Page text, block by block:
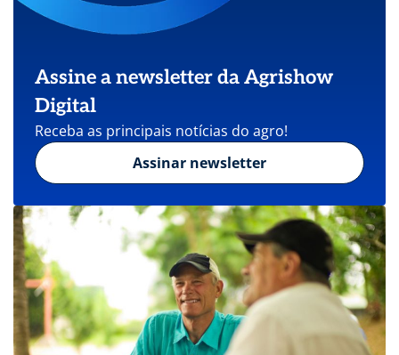
Assine a newsletter da Agrishow
Digital
Receba as principais notícias do agro!
Assinar newsletter